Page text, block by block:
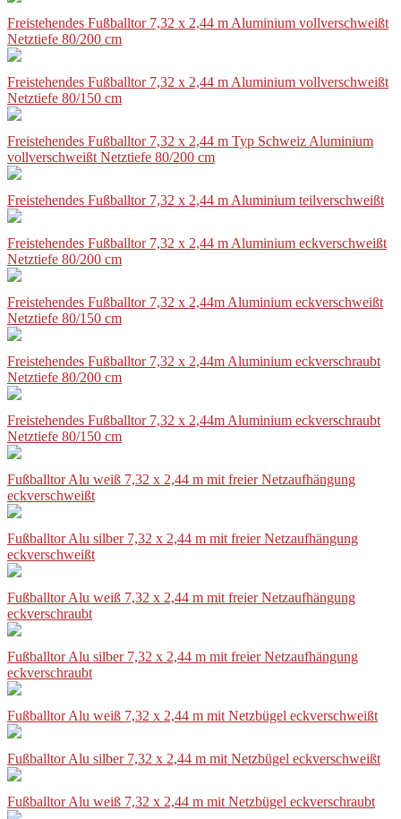
Freistehendes Fußballtor 7,32 x 2,44 m Aluminium vollverschweißt
Netztiefe 80/200 cm
Freistehendes Fußballtor 7,32 x 2,44 m Aluminium vollverschweißt
Netztiefe 80/150 cm
Freistehendes Fußballtor 7,32 x 2,44 m Typ Schweiz Aluminium
vollverschweißt Netztiefe 80/200 cm
Freistehendes Fußballtor 7,32 x 2,44 m Aluminium teilverschweißt
Freistehendes Fußballtor 7,32 x 2,44 m Aluminium eckverschweißt
Netztiefe 80/200 cm
Freistehendes Fußballtor 7,32 x 2,44m Aluminium eckverschweißt
Netztiefe 80/150 cm
Freistehendes Fußballtor 7,32 x 2,44m Aluminium eckverschraubt
Netztiefe 80/200 cm
Freistehendes Fußballtor 7,32 x 2,44m Aluminium eckverschraubt
Netztiefe 80/150 cm
Fußballtor Alu weiß 7,32 x 2,44 m mit freier Netzaufhängung
eckverschweißt
Fußballtor Alu silber 7,32 x 2,44 m mit freier Netzaufhängung
eckverschweißt
Fußballtor Alu weiß 7,32 x 2,44 m mit freier Netzaufhängung
eckverschraubt
Fußballtor Alu silber 7,32 x 2,44 m mit freier Netzaufhängung
eckverschraubt
Fußballtor Alu weiß 7,32 x 2,44 m mit Netzbügel eckverschweißt
Fußballtor Alu silber 7,32 x 2,44 m mit Netzbügel eckverschweißt
Fußballtor Alu weiß 7,32 x 2,44 m mit Netzbügel eckverschraubt